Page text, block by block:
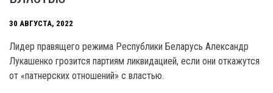
30 АВГУСТА, 2022
Лидер правящего режима Республики Беларусь Александр
Лукашенко грозится партиям ликвидацией, если они откажутся
от «патнерских отношений» с властью.